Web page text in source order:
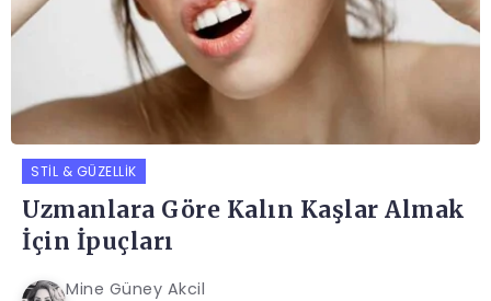
STIL & GÜZELLIK
Uzmanlara Göre Kalın Kaşlar Almak
İçin İpuçları
Mine Güney Akcil